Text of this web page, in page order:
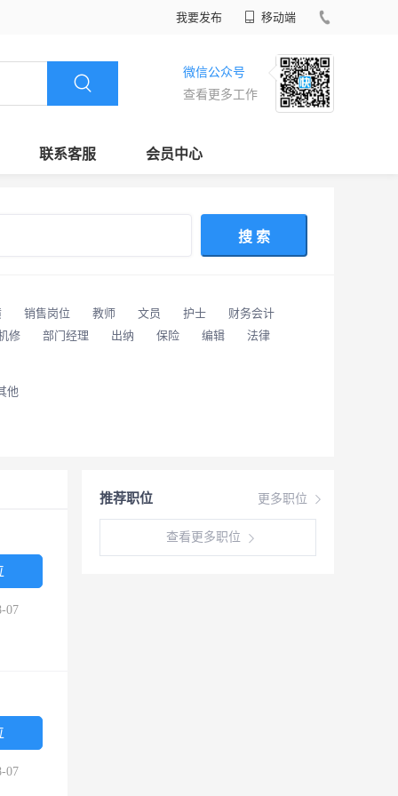
我要发布 移动端
微信公众号
查看更多工作
联系客服 会员中心
搜 索
销售岗位 教师 文员 护士
财务会计
修 部门经理 出纳 保险 编辑
法律
他
更多职位
推荐职位
查看更多职位
07
07